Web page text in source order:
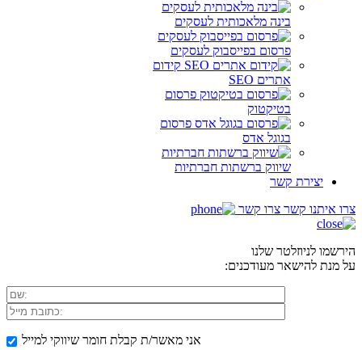
בינה מלאכותית לעסקים
פרסום בפייסבוק לעסקים
קידום
אתרים SEO
פרסום
בטיקטוק
פרסום
בגוגל אדס
שיווק ברשתות חברתיות
יצירת קשר
צרו איתנו קשר צרו קשר
הירשמו לניוזלטר שלנו
על מנת להישאר מעודכנים:
אני מאשר/ת קבלת חומר שיווקי למייל